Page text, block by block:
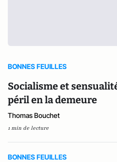
BONNES FEUILLES
Socialisme et
péril en la demeure
Thomas Bouchet
1 min de lecture
BONNES FEUILLES